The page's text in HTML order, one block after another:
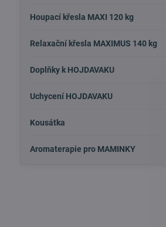
Houpací křesla MAXI 120 kg
Relaxační křesla MAXIMUS 140 kg
Doplňky k HOJDAVAKU
Uchycení HOJDAVAKU
Kousátka
Aromaterapie pro MAMINKY